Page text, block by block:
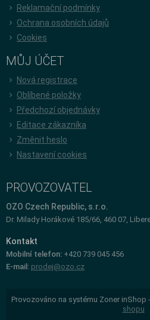
Reklamační podmínky
Ochrana osobních údajů
Cookies
MŮJ ÚČET
Nová registrace
Oblíbené položky
Předchozí objednávky
Editace zákazníka
Změnit heslo
Nastavení cookies
PROVOZOVATEL
OZO Czech Republic, s.r.o.
Dr. Milady Horákové 185/66, 460 07,
Kontakt
Mobilní telefon: +420 739 045 456
E-mail: prodej@ozo.cz
Provozováno na systému Zoner inShop -
shopu